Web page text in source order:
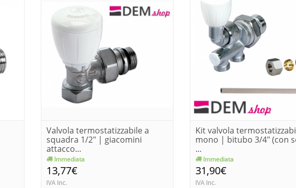
Valvola termostatizzabile a
squadra 1/2" | giacomini
attacco...
Immediata
13,77€
IVA Inc.
Kit valvola
mono | bitubo 3/4" (con
...
Immediata
31,90€
IVA Inc.